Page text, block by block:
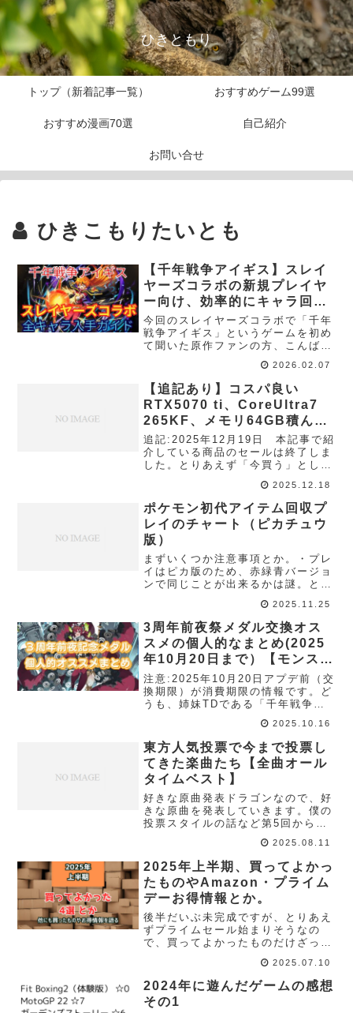
ひきともり
トップ（新着記事一覧） おすすめゲーム99選
おすすめ漫画70選 自己紹介
お問い合せ
ひきこもりたいとも
【千年戦争アイギス】スレイ
ヤーズコラボの新規プレイヤ
ー向け、効率的にキャラ回収
する方法など解説
今回のスレイヤーズコラボで「千年
戦争アイギス」というゲームを初め
て聞いた原作ファンの方、こんばん
は。干支一周分程度はアイギスプレ
イヤーの個人ブロガーです。アイギ
スは2025年11月で12周年という歴
史があるタワーディフェンスのソシ
ャゲで、よ...
2026.02.07
【追記あり】コスパ良い
RTX5070 ti、CoreUltra7
265KF、メモリ64GB積んだ
パソコンのセールやってたよ
という話
追記:2025年12月19日 本記事で紹
介している商品のセールは終了しま
した。とりあえず「今買う」とし
おきます。もし「今買う」となった
ときの選択肢としては①相場が落ち
着く2～3年後までを考えたミドルロ
ー～ミド...
2025.12.18
ポケモン初代アイテム回収プ
レイのチャート（ピカチュウ
版）
まずいくつか注意事項とか。・プレ
イはピカ版のため、赤緑青バージョ
ンで同じことが出来るかは謎。とい
けど、65%くらいなら参考できる部
分もあると思います。・目的はアイ
テム・ポケモン回収であり、りゅう
のいかり・はか...
2025.11.25
3周年前夜祭メダル交換オス
スメの個人的なまとめ(2025
年10月20日まで）【モンスタ
ー娘TD】
注意:2025年10月20日アプデ前（交
換期限）が消費期限の情報です。ど
うも、姉妹TDである「千年戦争ア
ヤーで、モンスター娘ゆるプレイ勢
です。具体的に言うならば、コラボ
ミッションに困らない程度のプレイ
を目指し...
2025.10.16
東方人気投票で今まで投票し
てきた楽曲たち【全曲オール
タイムベスト】
好きな原曲発表ドラゴンなので、好
きな原曲を発表していきます。僕の
投票スタイルの話など第5回から投
現在(21回の投票終わり時点で）15
回程度参加しているはず。んで、第
8回目か9回目には「今まで投票した
ことのある...
2025.08.11
2025年上半期、買ってよかっ
たものやAmazon・プライム
デーお得情報とか。
後半だいぶ未完成ですが、とりあえ
ずプライムセール始まりそうなの
で、買ってよかったものだけざっと
たら更新します。2025年上半期、
買ってよかったもの4つ紹介なんか
Amazon全然関係ないものもありま
すが、あんま...
2025.07.10
2024年に遊んだゲームの感想
その1